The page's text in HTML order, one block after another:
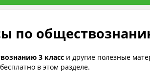
по
3 класс и другие полезные
в этом разделе.